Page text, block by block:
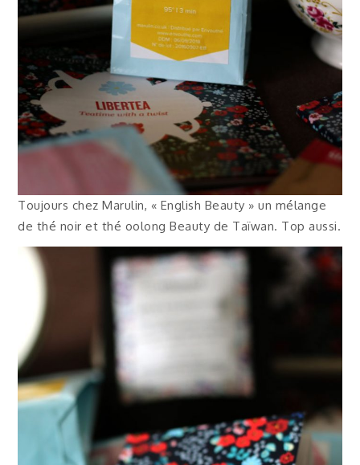
Toujours chez Marulin, « English Beauty » un mélange
de thé noir et thé oolong Beauty de Taïwan. Top aussi.